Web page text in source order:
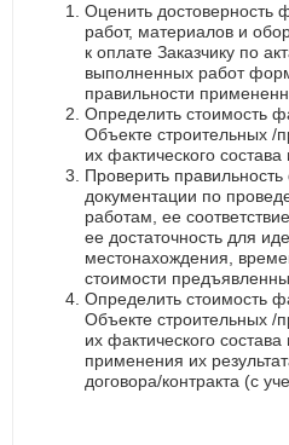
Оценить достоверность
работ, материалов и
к оплате Заказчику по
выполненных работ
правильности
Определить стоимость
Объекте строительных /
их фактического
Проверить
документации по
работам, ее
ее достаточность для
местонахождения,
стоимости
Определить стоимость
Объекте строительных /
их фактического
применения их
договора/контракта (с